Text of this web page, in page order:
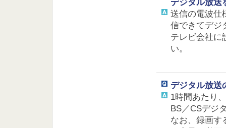
デジタル放送
送信の電波仕
信できてデジ
テレビ会社に
い。
デジタル放送
1時間あたり
BS／CSデジ
なお、録画す